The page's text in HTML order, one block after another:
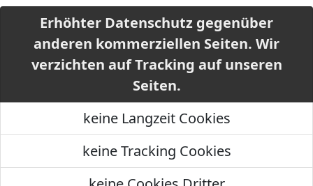
Erhöhter Datenschutz gegenüber
anderen kommerziellen Seiten. Wir
verzichten auf Tracking auf unseren
Seiten.
keine Langzeit Cookies
keine Tracking Cookies